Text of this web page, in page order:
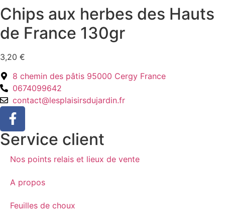
Chips aux herbes des Hauts
de France 130gr
3,20 €
8 chemin des pâtis 95000 Cergy France
0674099642
contact@lesplaisirsdujardin.fr
Service client
Nos points relais et lieux de vente
A propos
Feuilles de choux